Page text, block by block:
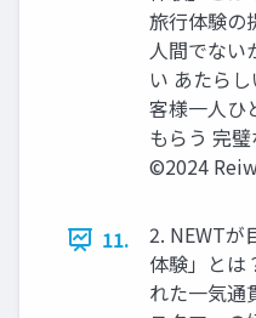
旅⾏体験の
⼈間でない
い あたら
客様⼀⼈ひ
もらう 完
©2024
11.
2. NEWTが
体験」とは
れた⼀気通